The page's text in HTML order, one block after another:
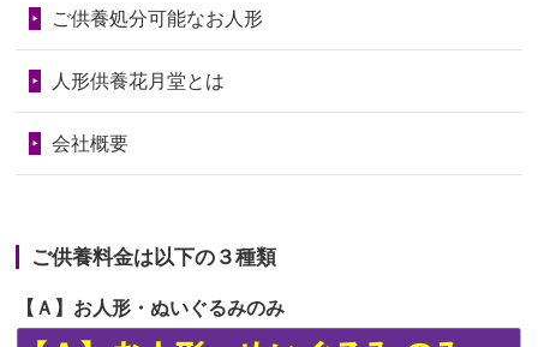
天...
2026/06/24今は亡き両親が孫（私の子供）の初節
句に贈って...
が伸びた時...
2026/06/22
娘の初めてのひな祭りにあわせて、娘
の祖父母か...
第70回人形供養祭令和6年6月21日(金)
第68回人形供養祭令和6年3月22日(金)
第65回人形供養祭令和5年11月09日(木)
第64回人形供養祭令和5年9月21日(木)
ご供養処分可能なお人形
人形供養花月堂とは
会社概要
ご供養料金は以下の３種類
【Ａ】お人形・ぬいぐるみのみ